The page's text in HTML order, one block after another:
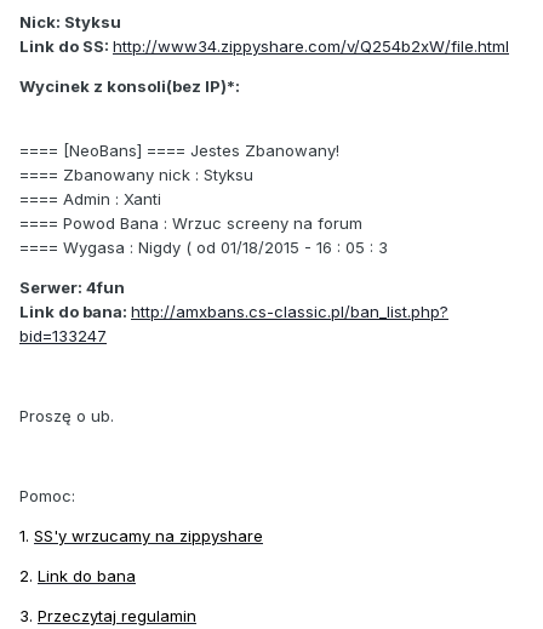
Nick: Styksu
Link do SS: http://www34.zippyshare.com/v/Q254b2xW/file.html
Wycinek z konsoli(bez IP)*:
==== [NeoBans] ==== Jestes Zbanowany!
==== Zbanowany nick : Styksu
==== Admin : Xanti
==== Powod Bana : Wrzuc screeny na forum
==== Wygasa : Nigdy ( od 01/18/2015 - 16 : 05 : 3
Serwer: 4fun
Link do bana: http://amxbans.cs-classic.pl/ban_list.php?
bid=133247
Proszę o ub.
Pomoc:
1. SS'y wrzucamy na zippyshare
2. Link do bana
3. Przeczytaj regulamin